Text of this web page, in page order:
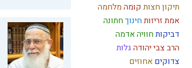
תיקון חצותקומהמלחמה
אמתזריזותחינוךחתונה
דביקותחוויהאדמה
הרב צבי יהודה גלות
צדוקים אחוזים